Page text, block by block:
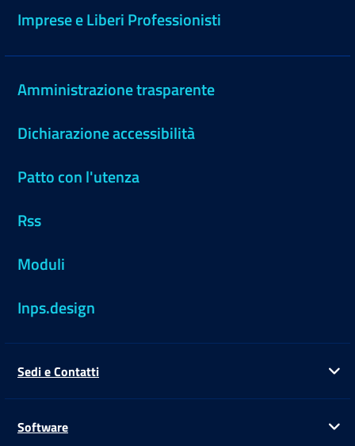
Imprese e Liberi Professionisti
Amministrazione trasparente
Dichiarazione accessibilità
Patto con l'utenza
Rss
Moduli
Inps.design
Sedi e Contatti
Software